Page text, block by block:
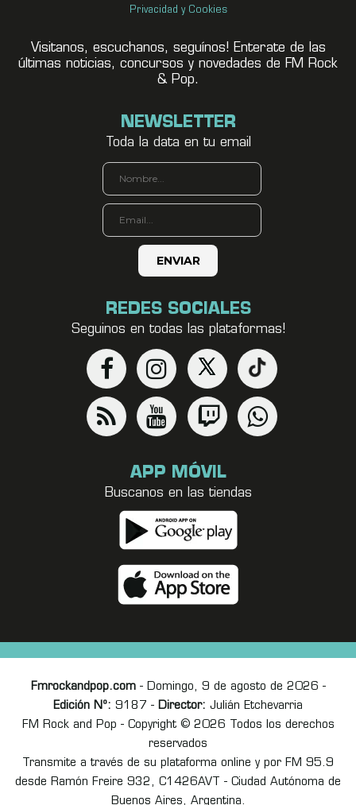
Privacidad y Cookies
Visitanos, escuchanos, seguínos! Enterate de las
últimas noticias, concursos y novedades de FM Rock
& Pop.
NEWSLETTER
Toda la data en tu email
REDES SOCIALES
Seguinos en todas las plataformas!
APP MÓVIL
Buscanos en las tiendas
Fmrockandpop.com- Domingo, 9 de agosto de 2026 -
Edición Nº: 9187 - Director: Julián Etchevarria
FM Rock and Pop - Copyright © 2026 Todos los derechos
reservados
Transmite a través de su plataforma online y por FM 95.9
desde Ramón Freire 932, C1426AVT - Ciudad Autónoma de
Buenos Aires, Argentina.